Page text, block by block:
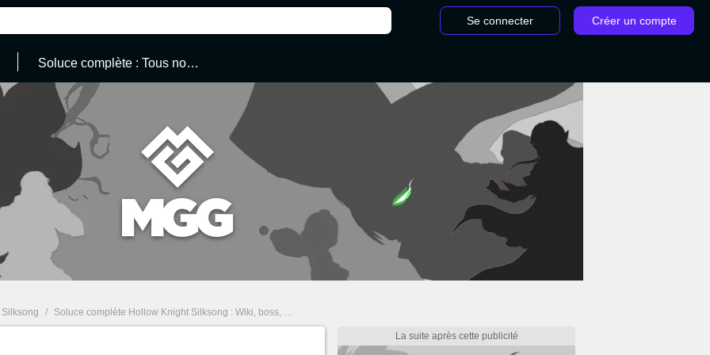
Se connecter Créer un compte
Soluce complète : Tous nos guides
/ Soluce complète Hollow Knight Silksong : Wiki, boss, enigmes, quêtes... Tous nos guides